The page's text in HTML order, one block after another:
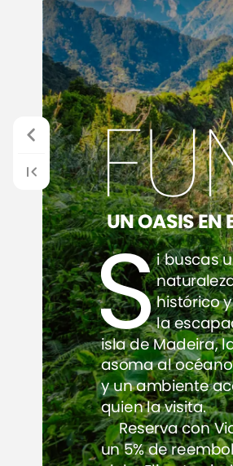
Sibuscas
históricoy
la
isladeMadeira,
asomaalocéano
yunambiente
quienlavisita.
Reservacon
un5%de
UNOASISEN